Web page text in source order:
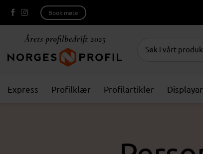
Skip
to
content
Book møte
Express Profilklær Profilartikler